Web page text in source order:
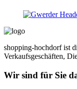
shopping-hochdorf ist
Verkaufsgeschäften,
Wir sind für Sie